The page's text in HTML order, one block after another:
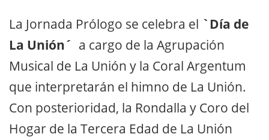
La Jornada Prólogo se celebra el `Día de
La Unión´ a cargo de la Agrupación
Musical de La Unión y la Coral Argentum
que interpretarán el himno de La Unión.
Con posterioridad, la Rondalla y Coro del
Hogar de la Tercera Edad de La Unión